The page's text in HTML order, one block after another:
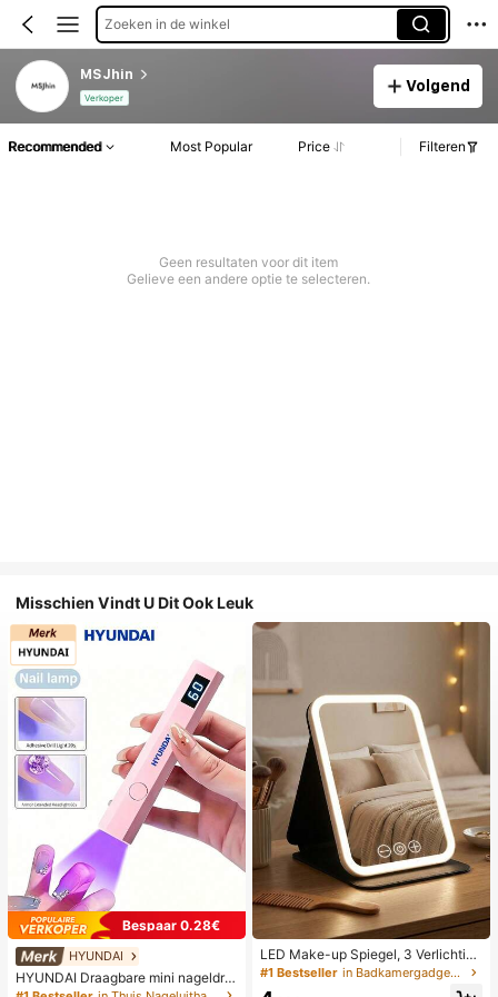
Zoeken in de winkel
MSJhin
Verkoper
Volgend
Recommended Most Popular Price Filteren
Geen resultaten voor dit item
Gelieve een andere optie te selecteren.
Misschien Vindt U Dit Ook Leuk
Bespaar 0.28€
HYUNDAI
HYUNDAI Draagbare mini nageldro
ger, oplaadbare handlamp UV/LED
LED Make-up Spiegel, 3 Verlichting
smodi, Verstelbare Helderheid, Draa
gbaar Vouwbaar Ontwerp, Geschikt
#1 Bestseller in Badkamergadgets die favoriet zijn bij klanten B